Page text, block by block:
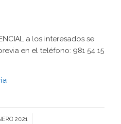
a los interesados se
en el teléfono: 981 54 15
2021
/